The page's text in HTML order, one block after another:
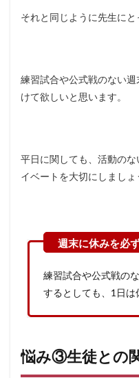
それと同じように先生にと
練習試合や公式戦のない
けて欲しいと思います。
平日に関しても、活動の
イベートを大切にしましょ
練習試合や公式戦の
するとしても、1日は
悩み③生徒との